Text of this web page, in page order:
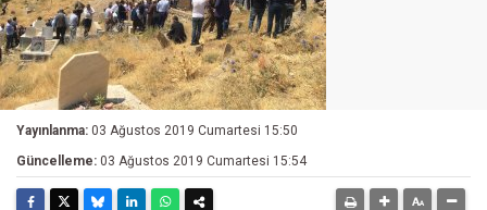
Yayınlanma: 03 Ağustos 2019 Cumartesi 15:50
Güncelleme: 03 Ağustos 2019 Cumartesi 15:54